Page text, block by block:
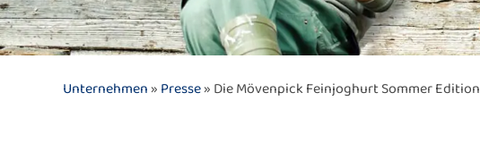
Unternehmen»Presse» Die Mövenpick Feinjoghurt Sommer Edition